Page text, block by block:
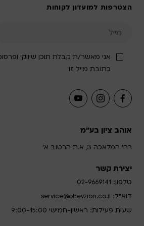
אוהב ציון בע"מ
רח' המלאכה 3, א.ת הרטוב א'
יצירת קשר
טלפון: 02-9669141
דוא”ל: service@ohevzion.co.il
שעות פעילות: ראשון-חמישי 9:00-15:00
הצטרפות למועדון לקוחות
אני מאשר/ת קבלת תוכן שיווקי
כתובת מייל זו